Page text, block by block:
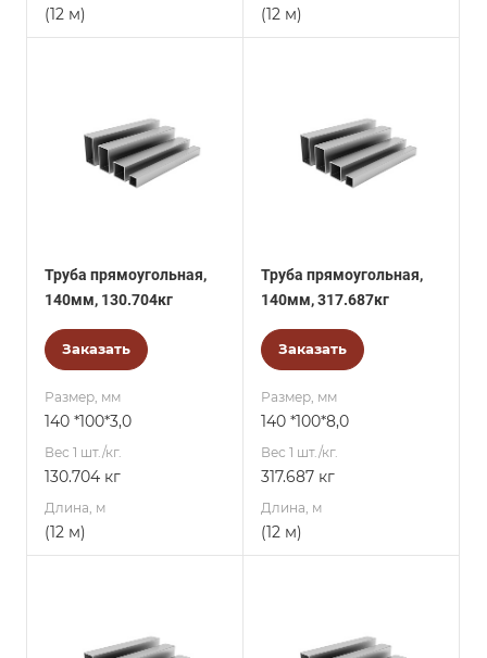
(12 м) (12 м)
Труба прямоугольная,
140мм, 130.704кг
Заказать
Размер, мм
140 *100*3,0
Вес 1 шт./кг.
130.704 кг
Длина, м
(12 м)
Труба прямоугольная,
140мм, 317.687кг
Заказать
Размер, мм
140 *100*8,0
Вес 1 шт./кг.
317.687 кг
Длина, м
(12 м)